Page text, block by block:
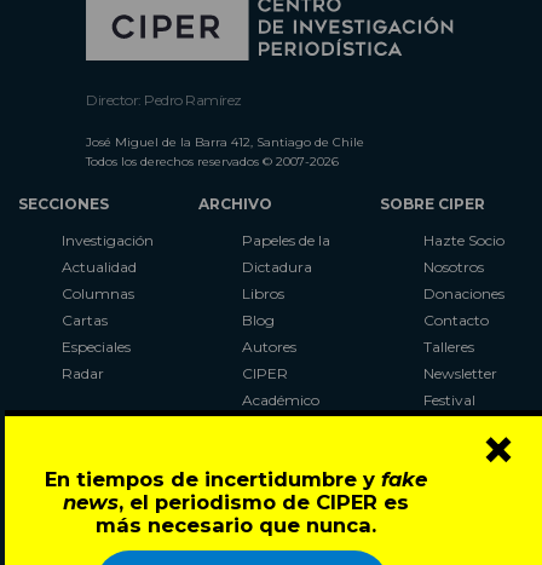
En tiempos de incertidumbre y fake
news, el periodismo de CIPER es
más necesario que nunca.
×
Director: Pedro Ramírez
José Miguel de la Barra 412, Santiago de Chile
Todos los derechos reservados © 2007-2026
SECCIONES
Investigación
Actualidad
Columnas
Cartas
Especiales
Radar
ARCHIVO
Papeles de la
Dictadura
Libros
Blog
Autores
CIPER
Académico
Al Plebiscito
con CIPER
SOBRE CIPER
Hazte Socio
Nosotros
Donaciones
Contacto
Talleres
Newsletter
Festival